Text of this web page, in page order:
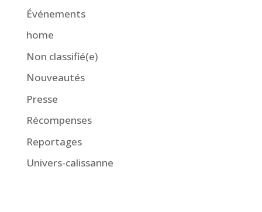
Événements
home
Non classifié(e)
Nouveautés
Presse
Récompenses
Reportages
Univers-calissanne